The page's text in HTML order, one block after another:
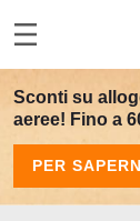
Sconti su
aeree! Fino a
PER